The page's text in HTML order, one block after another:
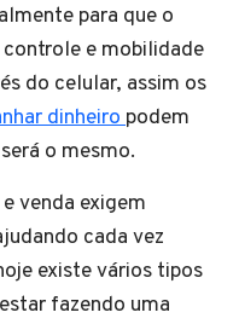
para que o
e mobilidade
do celular, assim os
dinheiropodem
o mesmo.
venda exigem
cada vez
existe vários tipos
fazendo uma